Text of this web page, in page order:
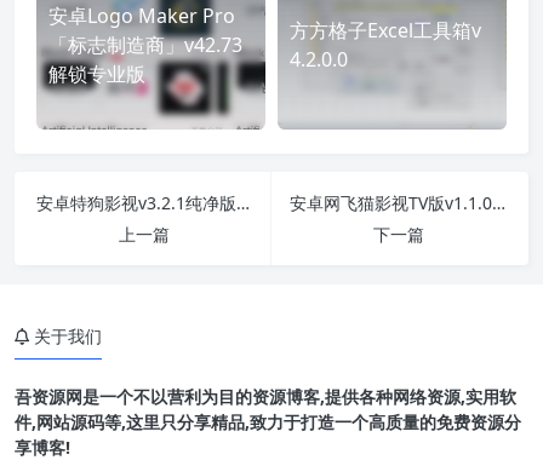
安卓Logo Maker Pro
「标志制造商」v42.73
解锁专业版
方方格子Excel工具箱v
4.2.0.0
安卓特狗影视v3.2.1纯净版 影视资源丰富
上一篇
安卓网飞猫影视TV版v1.1.0纯净版
下一篇
关于我们
吾资源网是一个不以营利为目的资源博客,提供各种网络资源,实用软
件,网站源码等,这里只分享精品,致力于打造一个高质量的免费资源分
享博客!